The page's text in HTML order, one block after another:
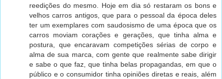
reedições do mesmo. Hoje em dia só restaram os bons e
velhos carros antigos, que para o pessoal da época deles
ter um exemplares com saudosismo de uma época que os
carros moviam corações e gerações, que tinha alma e
postura, que encaravam competições sérias de corpo e
alma de sua marca, com gente que realmente sabe dirigir
e sabe o que faz, que tinha belas propagandas, em que o
público e o consumidor tinha opiniões diretas e reais, além